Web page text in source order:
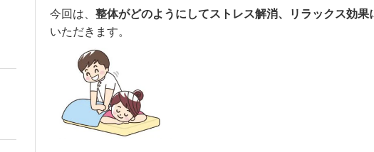
今回は、 整体がどのようにしてストレス解消、リラックス効果
いただきます。